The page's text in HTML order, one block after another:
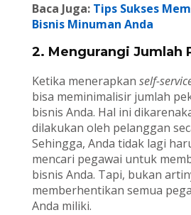
Baca Juga: Tips Sukses
Bisnis Minuman Anda
2. Mengurangi Jumlah
Ketika menerapkan self-
bisa meminimalisir jumlah
bisnis Anda. Hal ini
dilakukan oleh pelanggan
Sehingga, Anda tidak lagi
mencari pegawai untuk
bisnis Anda. Tapi, bukan
memberhentikan semua
Anda miliki.